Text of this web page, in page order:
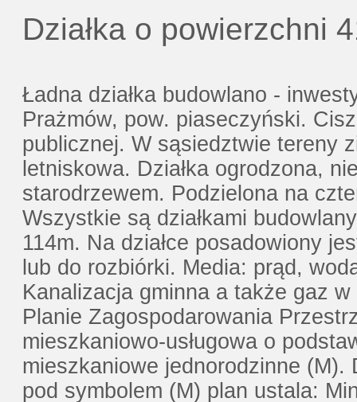
Działka o powierzchni
Ładna działka budowlano -
Prażmów, pow. piaseczyński.
publicznej. W sąsiedztwie tereny
letniskowa. Działka ogrodzona,
starodrzewem. Podzielona na
Wszystkie są działkami
114m. Na działce posadowiony
lub do rozbiórki. Media: prąd,
Kanalizacja gminna a także gaz
Planie Zagospodarowania
mieszkaniowo-usługowa o
mieszkaniowe jednorodzinne (M).
pod symbolem (M) plan ustala: